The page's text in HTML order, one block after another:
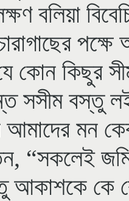
বলিয়া
কিছুর
সসীম বস্তু
আমাদের মন
“সকলেই
আকাশকে কে